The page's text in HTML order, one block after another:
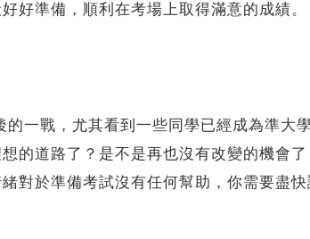
好準備，順利在考場上取得滿意的成績。
一戰，尤其看到一些同學已經成為準大
的道路了？是不是再也沒有改變的機會
對於準備考試沒有任何幫助，你需要盡